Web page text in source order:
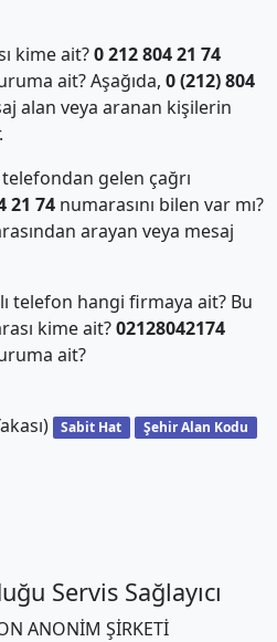
kime ait?0 212 804 21 74
ait? Aşağıda, 0 (212) 804
alan veya aranan kişilerin
gelen çağrı
21 74numarasını bilen var mı?
arayan veya mesaj
telefon hangi firmaya ait? Bu
kime ait?02128042174
ait?
Sabit Hat Şehir Alan Kodu
Servis Sağlayıcı
ANONİM ŞİRKETİ